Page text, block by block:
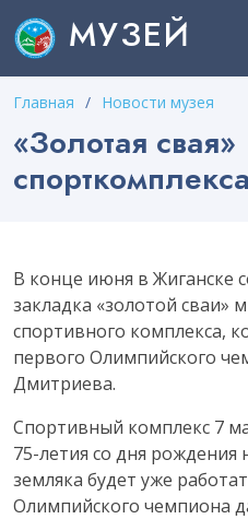
МУЗЕЙ
Главная Новости музея
«Золотая свая»
спорткомплекса
В конце июня в Жиганске
закладка «золотой сваи»
спортивного комплекса,
первого Олимпийского
Дмитриева.
Спортивный комплекс 7
75-летия со дня рождения
земляка будет уже
Олимпийского чемпиона